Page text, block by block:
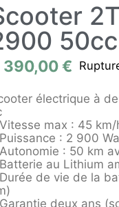
390,00€
électrique à
max : 45 km/
: 2 900
: 50 km
au Lithium
de vie de la
deux ans